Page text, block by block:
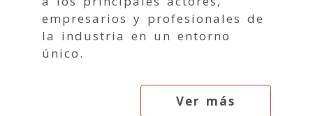
empresarios y profesionales de
la industria en un entorno
único.
Ver más